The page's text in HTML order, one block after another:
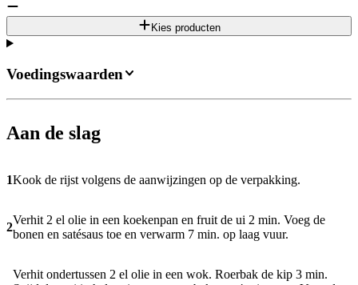
Kies producten
Aan de slag
1Kook de rijst volgens de aanwijzingen op de verpakking.
2
Verhit 2 el olie in een koekenpan en fruit de ui 2 min. Voeg de
bonen en satésaus toe en verwarm 7 min. op laag vuur.
Verhit ondertussen 2 el olie in een wok. Roerbak de kip 3 min.
Voedingswaarden